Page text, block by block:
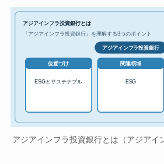
アジアインフラ投資銀行とは
『アジアインフラ投資銀行』を理解する3つのポイント
アジアインフラ投資銀行
位置づけ
ESGとサステナブル
関連領域
ESG
アジアインフラ投資銀行とは（アジアイ